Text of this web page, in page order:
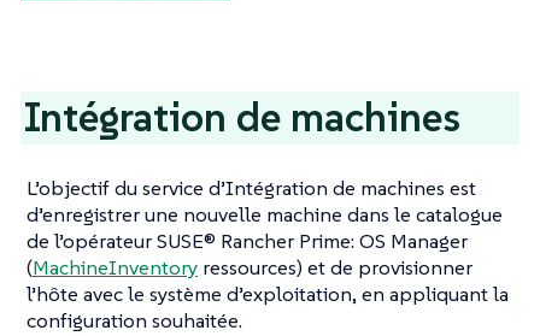
Intégration de machines
L’objectif du service d’Intégration de machines est
d’enregistrer une nouvelle machine dans le catalogue
de l’opérateur SUSE® Rancher Prime: OS Manager
(MachineInventory ressources) et de provisionner
l’hôte avec le système d’exploitation, en appliquant la
configuration souhaitée.